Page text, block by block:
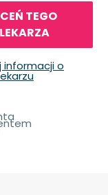
TEGO
LEKARZA
informacji o